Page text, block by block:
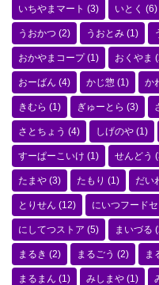
いちやまマート (3) いとく (6)
うおかつ (2) うおとみ (1)
おかやまコープ(1) おくやま
おーばん (4) かじ惣 (1) か
きむら (1) ぎゅーとら (3)
さとちょう (4) しげのや (1)
すーぱーこいけ (1) せんどう
たまや (3) たもり (1) だい
とりせん (12) にいつフード
にしてつストア (5) まいづる
まるき (2) まるごう (2) ま
まるまん (1) みしまや (1)